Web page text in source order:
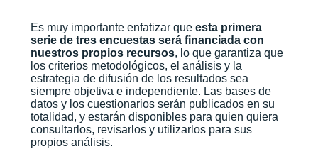
Es muy importante enfatizar que esta primera
serie de tres encuestas será financiada con
nuestros propios recursos, lo que garantiza que
los criterios metodológicos, el análisis y la
estrategia de difusión de los resultados sea
siempre objetiva e independiente. Las bases de
datos y los cuestionarios serán publicados en su
totalidad, y estarán disponibles para quien quiera
consultarlos, revisarlos y utilizarlos para sus
propios análisis.